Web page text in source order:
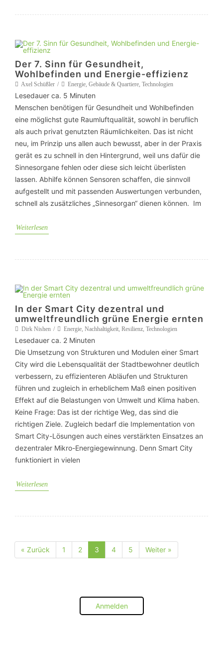
Der 7. Sinn für Gesundheit,
Wohlbefinden und Energie-effizienz
Axel Schüßler Energie, Gebäude & Quartiere, Technologien
Lesedauer ca. 5 Minuten
Menschen benötigen für Gesundheit und Wohlbefinden
eine möglichst gute Raumluftqualität, sowohl in beruflich
als auch privat genutzten Räumlichkeiten. Das ist nicht
neu, im Prinzip uns allen auch bewusst, aber in der Praxis
gerät es zu schnell in den Hintergrund, weil uns dafür die
Sinnesorgane fehlen oder diese sich leicht überlisten
lassen. Abhilfe können Sensoren schaffen, die sinnvoll
aufgestellt und mit passenden Auswertungen verbunden,
schnell als zusätzliches „Sinnesorgan“ dienen können. Im
Weiterlesen
In der Smart City dezentral und
umweltfreundlich grüne Energie ernten
Dirk Nishen Energie, Nachhaltigkeit, Resilienz, Technologien
Lesedauer ca. 2 Minuten
Die Umsetzung von Strukturen und Modulen einer Smart
City wird die Lebensqualität der Stadtbewohner deutlich
verbessern, zu effizienteren Abläufen und Strukturen
führen und zugleich in erheblichem Maß einen positiven
Effekt auf die Belastungen von Umwelt und Klima haben.
Keine Frage: Das ist der richtige Weg, das sind die
richtigen Ziele. Zugleich bedarf die Implementation von
Smart City-Lösungen auch eines verstärkten Einsatzes an
dezentraler Mikro-Energiegewinnung. Denn Smart City
funktioniert in vielen
Weiterlesen
« Zurück Seite
1 Seite
2 Seite
3 Seite
4 Seite
5 Weiter »
Anmelden